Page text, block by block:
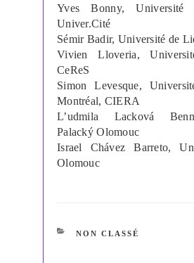
Yves Bonny,
Univer.Cité
Sémir Badir, Université de
Vivien Lloveria,
CeReS
Simon Levesque,
Montréal, CIERA
L’udmila Lacková
Palacký Olomouc
Israel Chávez Barreto,
Olomouc
CATÉGORIES
NON CLASSÉ